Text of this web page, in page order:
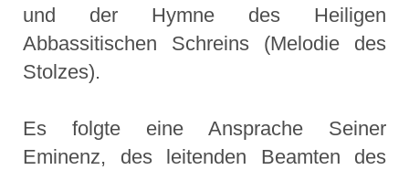
und der Hymne des Heiligen
Abbassitischen Schreins (Melodie des
Stolzes).
Es folgte eine Ansprache Seiner
Eminenz, des leitenden Beamten des